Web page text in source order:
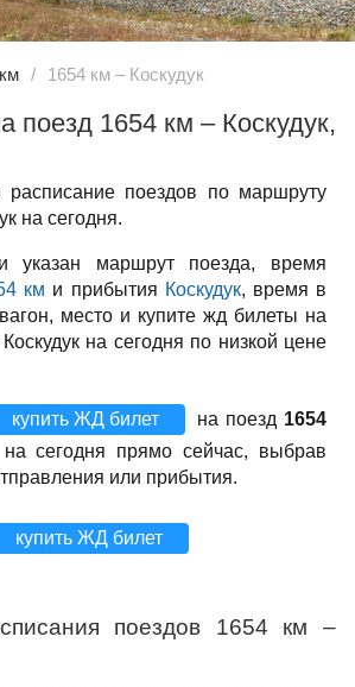
1654 км – Коскудук
1654 км – Коскудук,
поездов по маршруту
на сегодня.
указан маршрут поезда, время
км и прибытия Коскудук, время в
место и купите жд билеты на
на сегодня по низкой цене
купить ЖД билет на поезд 1654
сегодня прямо сейчас, выбрав
или прибытия.
купить ЖД билет
поездов 1654 км –